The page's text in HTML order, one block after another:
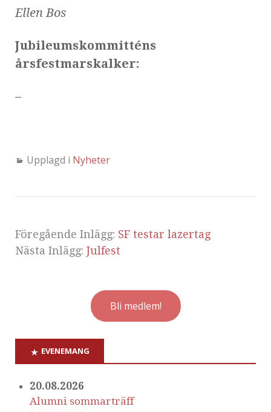
Ellen Bos
Jubileumskommitténs
årsfestmarskalker:
–
Upplagd i Nyheter
Föregående Inlägg: SF testar lazertag
Nästa Inlägg: Julfest
Bli medlem!
EVENEMANG
20.08.2026
Alumni sommarträff